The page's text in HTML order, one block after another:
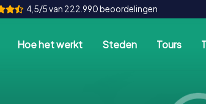
4,5/5 van 222.990 beoordelingen
Hoe het werkt Steden Tours